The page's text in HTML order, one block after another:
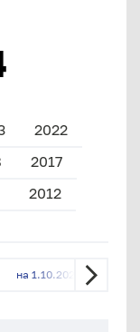
2022
2017
2012
на 1.10.2024